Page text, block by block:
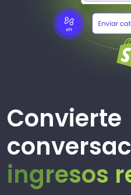
Convierte
ingresos